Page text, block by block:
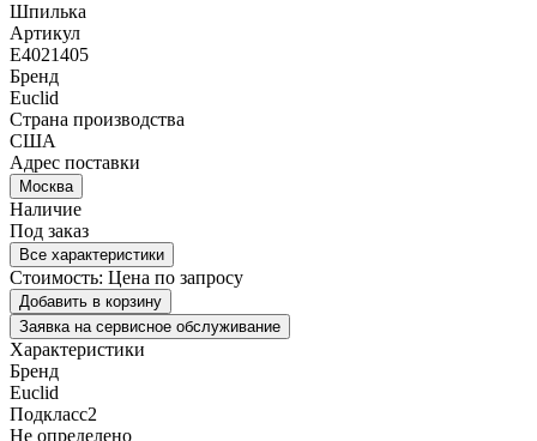
Шпилька
Артикул
E4021405
Бренд
Euclid
Страна производства
США
Адрес поставки
Москва
Наличие
Под заказ
Все характеристики
Стоимость: Цена по запросу
Добавить в корзину
Заявка на сервисное обслуживание
Характеристики
Бренд
Euclid
Подкласс2
Не определено